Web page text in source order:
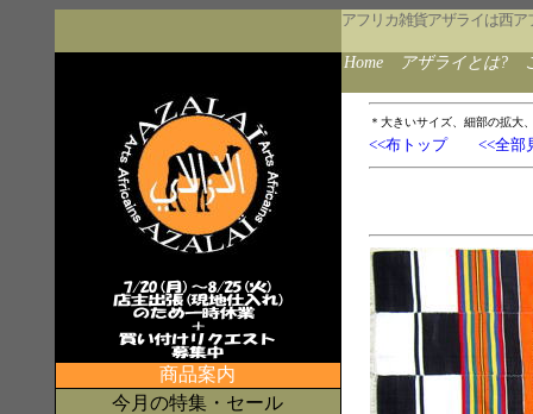
アフリカ雑貨アザライは西
Home アザライとは?
商品案内
今月の特集・セール
＊大きいサイズ、細部の拡大
<<布トップ <<全部